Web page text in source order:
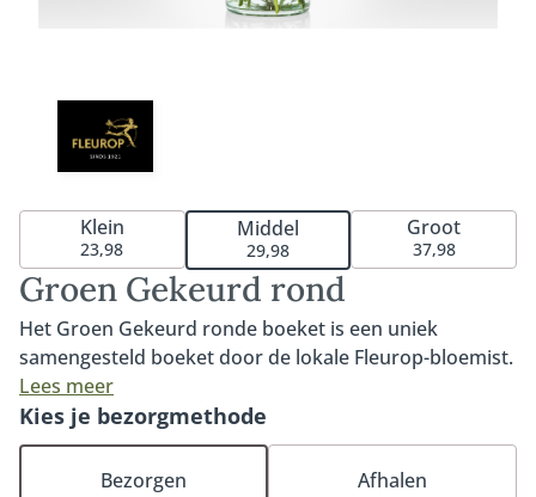
Groen Gekeurd rond
Het Groen Gekeurd ronde boeket is een uniek
samengesteld boeket door de lokale Fleurop-bloemist.
Het boeket bestaat uit duurzaam gekwalificeerde
MPS-A+ en MPS-A kwaliteitsbloemen die op het
moment van bestellen goed beschikbaar zijn. MPS-
ABC is het wereldwijde certificaat dat duurzaamheid
Lees meer
Klein
23,98
Middel
29,98
Groot
37,98
Kies je bezorgmethode
Bezorgen Afhalen